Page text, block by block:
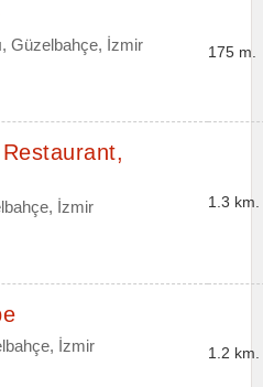
Güzelbahçe, İzmir 175 m.
İzmir 1.3 km.
İzmir 1.2 km.